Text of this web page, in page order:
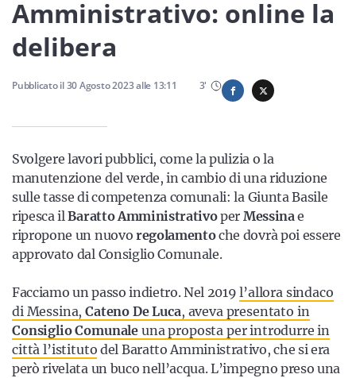
Servizi
Resta sempre aggiornato con le ultime news, iscriviti alla
nostra newsletter
Iscriviti
Amministrativo: online la
delibera
Pubblicato il30 Agosto 2023alle 13:11 3'
Svolgere lavori pubblici, come la pulizia o la
manutenzione del verde, in cambio di una riduzione
sulle tasse di competenza comunali: la Giunta Basile
ripesca ilBaratto Amministrativoper Messinae
ripropone un nuovo regolamentoche dovrà poi essere
approvato dal Consiglio Comunale.
Facciamo un passo indietro. Nel 2019l’allora sindaco
di Messina,Cateno De Luca, aveva presentato in
Consiglio Comunale una proposta per introdurre in
città l’istituto del Baratto Amministrativo, che si era
però rivelata un buco nell’acqua. L’impegno preso una